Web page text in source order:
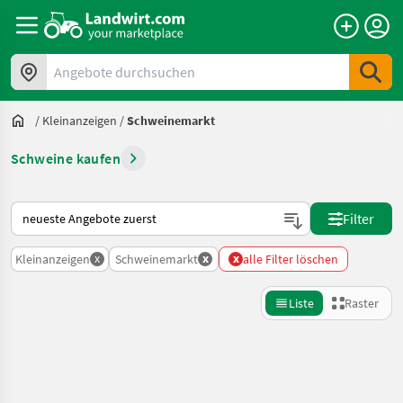
Angebote durchsuchen
/ Kleinanzeigen /Schweinemarkt
Schweine kaufen
So wird auf Landwirt.com sortiert
Filter
Kleinanzeigen x Schweinemarkt x x alle Filter löschen
Liste Raster